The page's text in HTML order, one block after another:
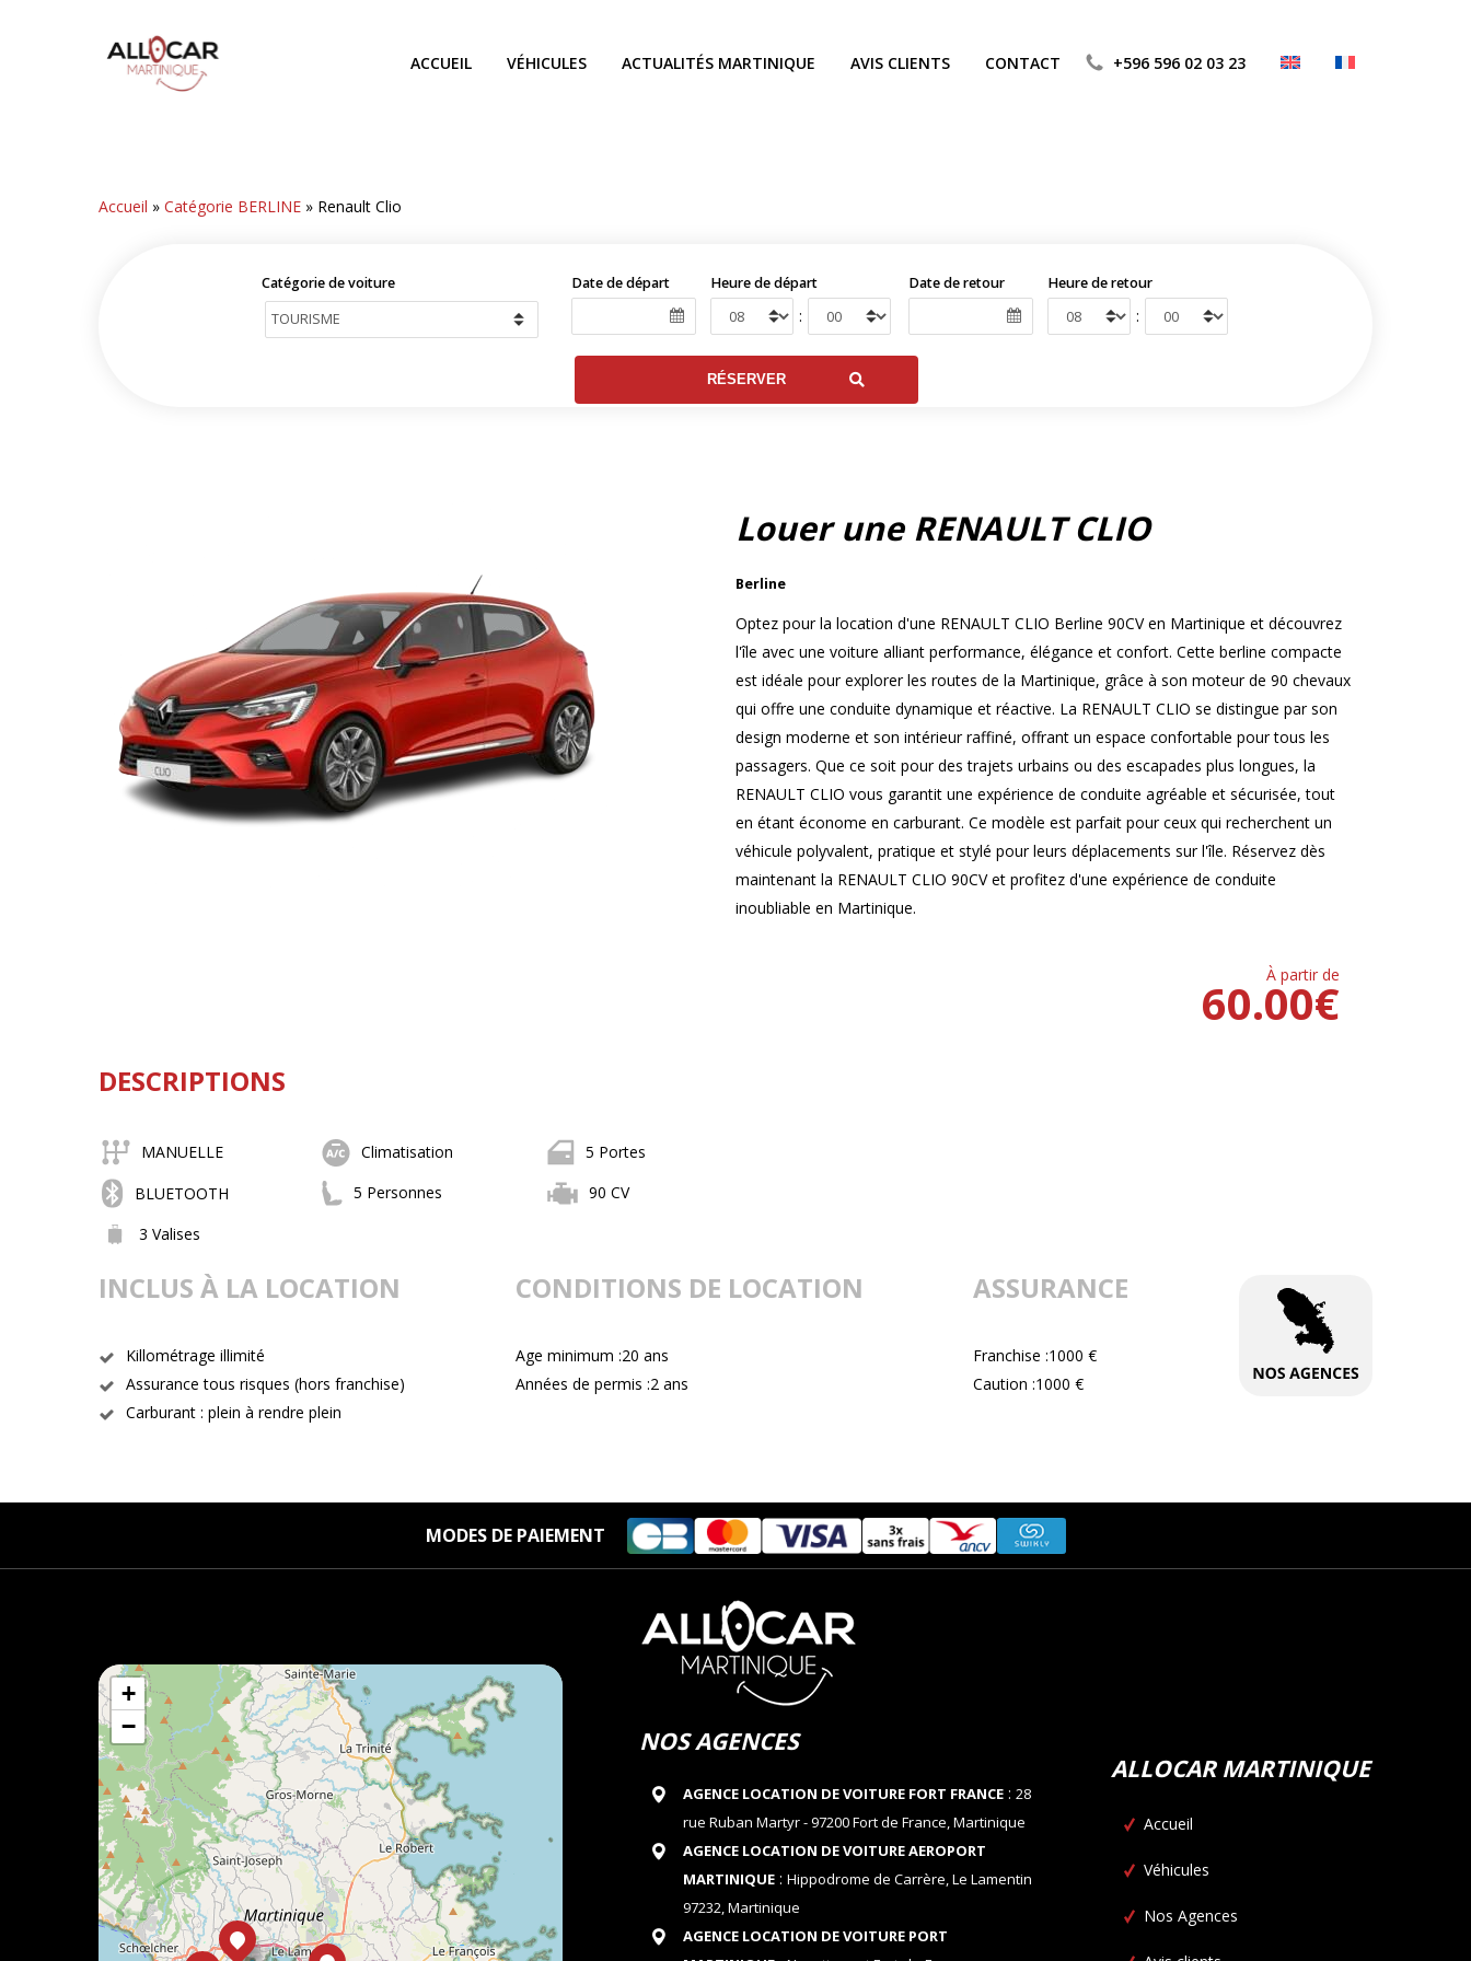
ACCUEIL VÉHICULES ACTUALITÉS MARTINIQUE AVIS CLIENTS CONTACT +596 596 02 03 23
Accueil »Catégorie BERLINE » Renault Clio
Catégorie de voiture Date de départ Heure de départ
:
Date de retour Heure de retour
:
Louer une RENAULT CLIO
Berline
Optez pour la location d'une RENAULT CLIO Berline 90CV en Martinique et découvrez
l'île avec une voiture alliant performance, élégance et confort. Cette berline compacte
est idéale pour explorer les routes de la Martinique, grâce à son moteur de 90 chevaux
qui offre une conduite dynamique et réactive. La RENAULT CLIO se distingue par son
design moderne et son intérieur raffiné, offrant un espace confortable pour tous les
passagers. Que ce soit pour des trajets urbains ou des escapades plus longues, la
RENAULT CLIO vous garantit une expérience de conduite agréable et sécurisée, tout
en étant économe en carburant. Ce modèle est parfait pour ceux qui recherchent un
véhicule polyvalent, pratique et stylé pour leurs déplacements sur l'île. Réservez dès
maintenant la RENAULT CLIO 90CV et profitez d'une expérience de conduite
inoubliable en Martinique.
À partir de
€
60.00
DESCRIPTIONS
MANUELLE Climatisation
5 Portes
BLUETOOTH
5 Personnes
90 CV
3 Valises
INCLUS À LA LOCATION
Killométrage illimité
Assurance tous risques (hors franchise)
Carburant : plein à rendre plein
CONDITIONS DE LOCATION
Age minimum :20 ans
Années de permis :2 ans
ASSURANCE
Franchise :1000 €
Caution :1000 €
MODES DE PAIEMENT
+
−
NOS AGENCES
AGENCE LOCATION DE VOITURE FORT FRANCE: 28
rue Ruban Martyr - 97200 Fort de France, Martinique
AGENCE LOCATION DE VOITURE AEROPORT
MARTINIQUE: Hippodrome de Carrère, Le Lamentin
97232, Martinique
AGENCE LOCATION DE VOITURE PORT
ALLOCAR MARTINIQUE
Accueil
Véhicules
Nos Agences